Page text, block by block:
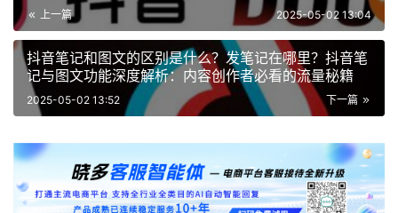
上一篇 2025-05-02 13:04
抖音笔记和图文的区别是什么？发笔记在哪里？抖音笔
记与图文功能深度解析：内容创作者必看的流量秘籍
下一篇
2025-05-02 13:52